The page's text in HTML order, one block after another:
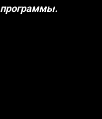
программы.